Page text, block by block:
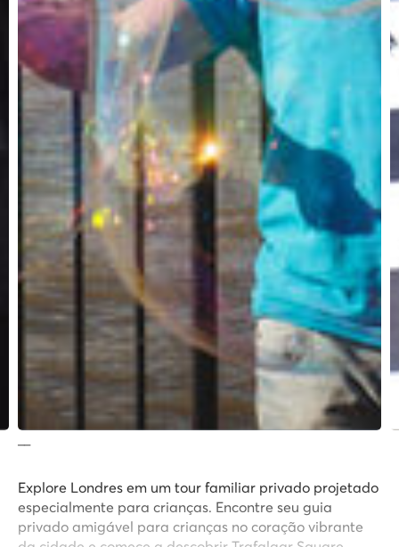
Explore Londres em um tour familiar privado projetado
especialmente para crianças. Encontre seu guia
privado amigável para crianças no coração vibrante